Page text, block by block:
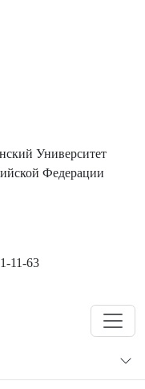
Университет
Федерации
11-63